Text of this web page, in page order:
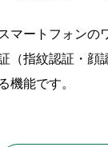
スマートフォンの
（指紋認証・顔
る機能です。